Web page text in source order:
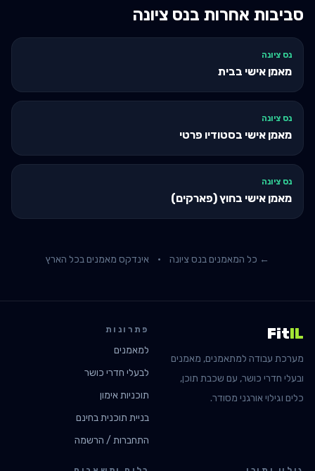
סביבות אחרות בנס ציונה
נס ציונה
מאמן אישי בבית
נס ציונה
מאמן אישי בסטודיו פרטי
נס ציונה
מאמן אישי בחוץ (פארקים)
← כל המאמנים בנס ציונה · אינדקס מאמנים בכל הארץ
FitIL
מערכת עבודה למתאמנים, מאמנים
ובעלי חדרי כושר, עם שכבת תוכן,
כלים וגילוי אורגני מסודר.
פתרונות
למאמנים
לבעלי חדרי כושר
תוכניות אימון
בניית תוכנית בחינם
התחברות / הרשמה